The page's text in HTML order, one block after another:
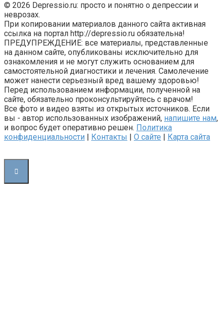
© 2026 Depressio.ru: просто и понятно о депрессии и
неврозах.
При копировании материалов данного сайта активная
ссылка на портал http://depressio.ru обязательна!
ПРЕДУПРЕЖДЕНИЕ: все материалы, представленные
на данном сайте, опубликованы исключительно для
ознакомления и не могут служить основанием для
самостоятельной диагностики и лечения. Самолечение
может нанести серьезный вред вашему здоровью!
Перед использованием информации, полученной на
сайте, обязательно проконсультируйтесь с врачом!
Все фото и видео взяты из открытых источников. Если
вы - автор использованных изображений, напишите нам,
и вопрос будет оперативно решен. Политика
конфиденциальности | Контакты | О сайте | Карта сайта